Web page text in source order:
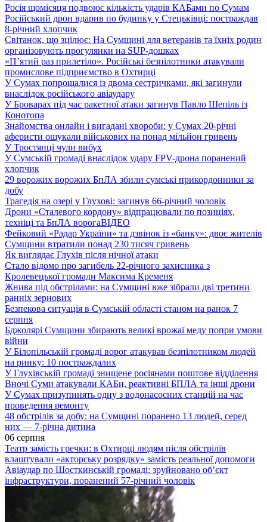
Росія щомісяця подвоює кількість ударів КАБами по Сумам
Російський дрон вдарив по будинку у Стецьківці: постраждав
8-річний хлопчик
Світанок, що зцілює: На Сумщині для ветеранів та їхніх родин
організовують прогулянки на SUP-дошках
«П’ятий раз прилетіло». Російські безпілотники атакували
промислове підприємство в Охтирці
У Сумах попрощалися із двома сестричками, які загинули
внаслідок російського авіаудару
У Броварах під час ракетної атаки загинув Павло Шепіль із
Конотопа
Знайомства онлайн і вигадані хвороби: у Сумах 20-річні
аферисти ошукали військових на понад мільйон гривень
У Тростянці чули вибух
У Сумській громаді внаслідок удару FPV-дрона поранений
хлопчик
29 ворожих ворожих БпЛА збили сумські прикордонники за
добу
Трагедія на озері у Глухові: загинув 66-річний чоловік
Дрони «Сталевого кордону» відпрацювали по позиціях,
техніці та БпЛА ворогаВІДЕО
Фейковий «Радар України» та дзвінок із «банку»: двоє жителів
Сумщини втратили понад 230 тисяч гривень
Як виглядає Глухів після нічної атаки
Стало відомо про загибель 22-річного захисника з
Кролевецької громади Максима Кременя
Жнива під обстрілами: на Сумщині вже зібрали дві третини
ранніх зернових
Безпекова ситуація в Сумській області станом на ранок 7
серпня
Бджолярі Сумщини збирають великі врожаї меду попри умови
війни
У Білопільській громаді ворог атакував безпілотником людей
на ринку: 10 постраждалих
У Глухівській громаді знищене росіянами поштове відділення
Вночі Суми атакували КАБи, реактивні БПЛА та інші дрони
У Сумах призупинять одну з водонасосних станцій на час
проведення ремонту
48 обстрілів за добу: на Сумщині поранено 13 людей, серед
них — 7-річна дитина
06 серпня
Театр замість гречки: в Охтирці людям після обстрілів
влаштували «акторську розрядку» замість реальної допомоги
Авіаудар по Шосткинській громаді: зруйновано об’єкт
інфраструктури, поранений 57-річний чоловік